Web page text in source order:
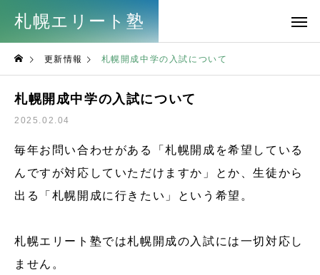
札幌エリート塾
更新情報 札幌開成中学の入試について
札幌開成中学の入試について
2025.02.04
毎年お問い合わせがある「札幌開成を希望している
んですが対応していただけますか」とか、生徒から
出る「札幌開成に行きたい」という希望。
札幌エリート塾では札幌開成の入試には一切対応し
ません。